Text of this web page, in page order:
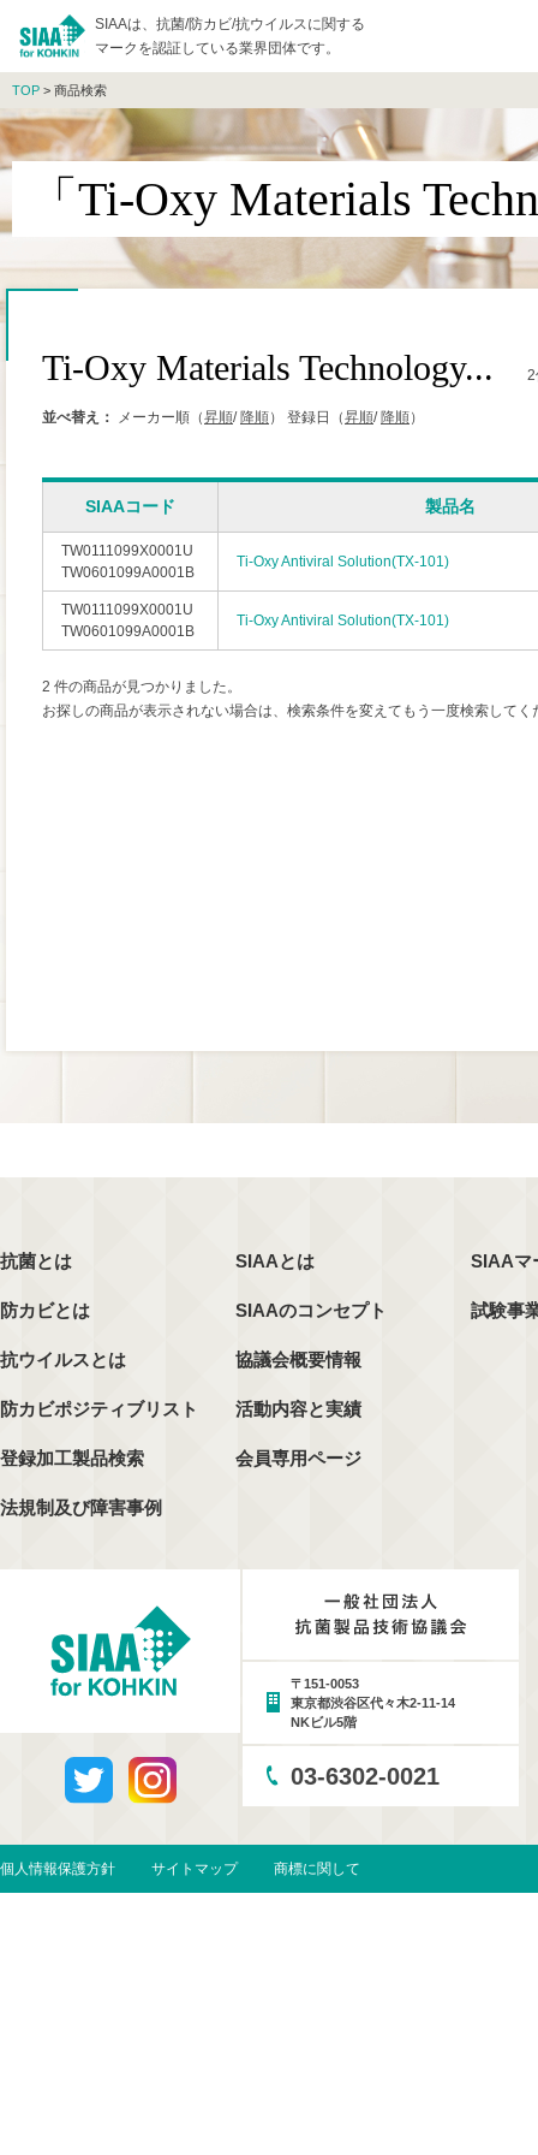
SIAAは、抗菌/防カビ/抗ウイルスに関する
マークを認証している業界団体です。
TOP > 商品検索
「Ti-Oxy Materials
Ti-Oxy Materials Technology... 2
並べ替え： メーカー順（昇順/ 降順） 登録日（昇順/ 降順）
SIAAコード 製品名
TW0111099X0001U
TW0601099A0001B
Ti-Oxy Antiviral Solution(TX-101)
TW0111099X0001U
TW0601099A0001B
Ti-Oxy Antiviral Solution(TX-101)
2 件の商品が見つかりました。
お探しの商品が表示されない場合は、検索条件を変えてもう一度検索してく
抗菌とは
防カビとは
抗ウイルスとは
防カビポジティブリスト
登録加工製品検索
法規制及び障害事例
SIAAとは
SIAAのコンセプト
協議会概要情報
活動内容と実績
会員専用ページ
SIAAマ
試験事
〒151-0053
東京都渋谷区代々木2-11-14
NKビル5階
03-6302-0021
個人情報保護方針 サイトマップ 商標に関して